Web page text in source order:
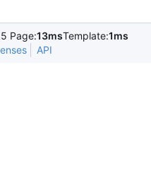
Page:13msTemplate:1ms
API